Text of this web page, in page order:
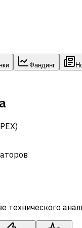
Фандинг
технического